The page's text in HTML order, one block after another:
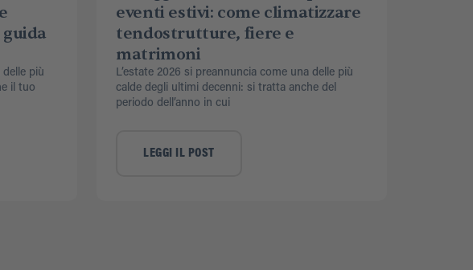
delle più
il tuo
eventi estivi: come climatizzare
tendostrutture, fiere e
matrimoni
L’estate 2026 si preannuncia come una delle più
calde degli ultimi decenni: si tratta anche del
periodo dell’anno in cui
LEGGI IL POST